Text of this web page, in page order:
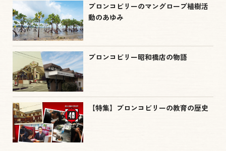
ブロンコビリーのマングローブ植樹活
動のあゆみ
ブロンコビリー昭和橋店の物語
【特集】ブロンコビリーの教育の歴史